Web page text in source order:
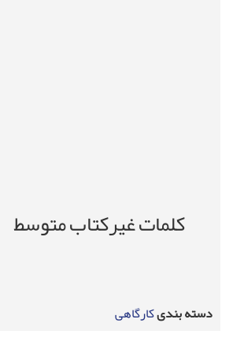
کلمات غیرکتاب متوسط
دسته بندیکارگاهی